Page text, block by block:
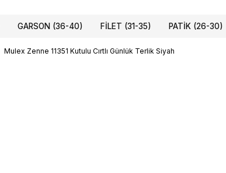
GARSON (36-40) FILET (31-35) PATIK (26-30)
Mulex Zenne 11351 Kutulu Cırtlı Günlük Terlik Siyah